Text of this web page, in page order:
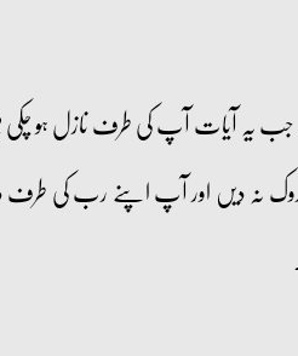
جب یہ آیات آپ کی طرف نازل ہو چکی
نہ دیں اور آپ اپنے رب کی طرف